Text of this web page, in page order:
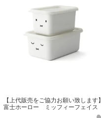
【上代販売をご協力お願い致します】
富士ホーロー ミッフィーフェイス